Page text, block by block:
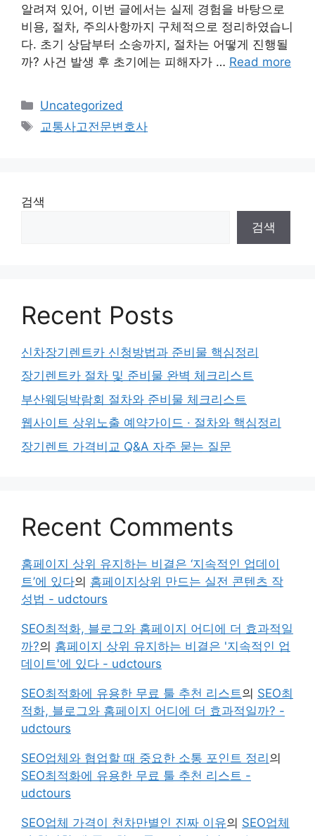
알려져 있어, 이번 글에서는 실제 경험을 바탕으로
비용, 절차, 주의사항까지 구체적으로 정리하였습니
다. 초기 상담부터 소송까지, 절차는 어떻게 진행될
까? 사건 발생 후 초기에는 피해자가 … Read more
Categories
Uncategorized
Tags
교통사고전문변호사
검색
검색
Recent Posts
신차장기렌트카 신청방법과 준비물 핵심정리
장기렌트카 절차 및 준비물 완벽 체크리스트
부산웨딩박람회 절차와 준비물 체크리스트
웹사이트 상위노출 예약가이드 · 절차와 핵심정리
장기렌트 가격비교 Q&A 자주 묻는 질문
Recent Comments
홈페이지 상위 유지하는 비결은 ‘지속적인 업데이
트’에 있다의 홈페이지상위 만드는 실전 콘텐츠 작
성법 - udctours
SEO최적화, 블로그와 홈페이지 어디에 더 효과적일
까?의 홈페이지 상위 유지하는 비결은 '지속적인 업
데이트'에 있다 - udctours
SEO최적화에 유용한 무료 툴 추천 리스트 의 SEO최
적화, 블로그와 홈페이지 어디에 더 효과적일까? -
udctours
SEO업체와 협업할 때 중요한 소통 포인트 정리의
SEO최적화에 유용한 무료 툴 추천 리스트 -
udctours
SEO업체 가격이 천차만별인 진짜 이유의 SEO업체